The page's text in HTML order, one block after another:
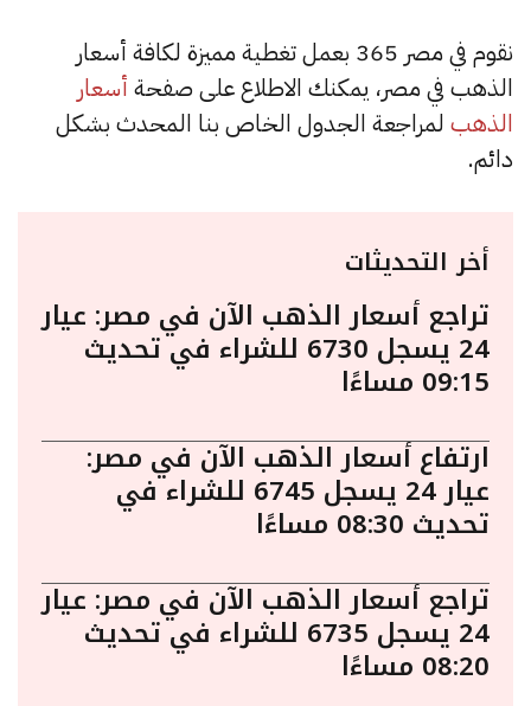
نقوم في مصر 365 بعمل تغطية مميزة لكافة أسعار
الذهب في مصر، يمكنك الاطلاع على صفحة أسعار
الذهب لمراجعة الجدول الخاص بنا المحدث بشكل
دائم.
أخر التحديثات
تراجع أسعار الذهب الآن في مصر: عيار
24 يسجل 6730 للشراء في تحديث
09:15 مساءًا
ارتفاع أسعار الذهب الآن في مصر:
عيار 24 يسجل 6745 للشراء في
تحديث 08:30 مساءًا
تراجع أسعار الذهب الآن في مصر: عيار
24 يسجل 6735 للشراء في تحديث
08:20 مساءًا